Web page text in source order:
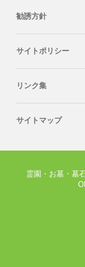
勧誘方針
サイトポリシー
リンク集
サイトマップ
霊園・お墓・墓